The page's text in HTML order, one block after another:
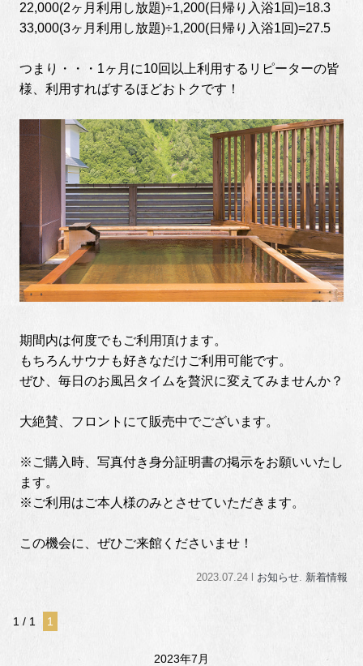
22,000(2ヶ月利用し放題)÷1,200(日帰り入浴1回)=18.3
33,000(3ヶ月利用し放題)÷1,200(日帰り入浴1回)=27.5
つまり・・・1ヶ月に10回以上利用するリピーターの皆
様、利用すればするほどおトクです！
期間内は何度でもご利用頂けます。
もちろんサウナも好きなだけご利用可能です。
ぜひ、毎日のお風呂タイムを贅沢に変えてみませんか？
大絶賛、フロントにて販売中でございます。
※ご購入時、写真付き身分証明書の掲示をお願いいたし
ます。
※ご利用はご本人様のみとさせていただきます。
この機会に、ぜひご来館くださいませ！
2023.07.24 l お知らせ 新着情報
1 / 1 1
2023年7月